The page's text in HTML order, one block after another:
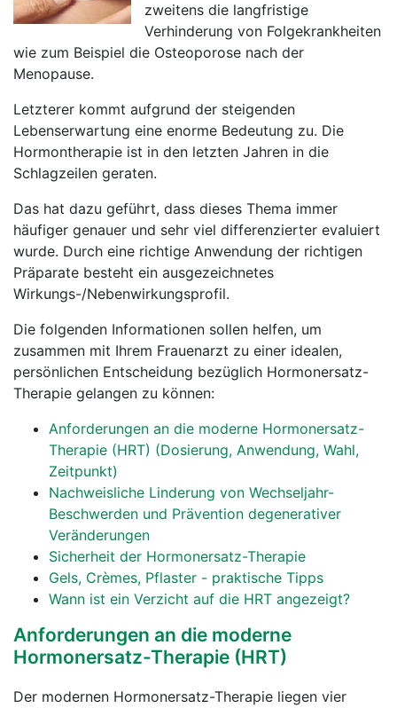
Rubriken
zweitens die langfristige
Verhinderung von Folgekrankheiten
wie zum Beispiel die Osteoporose nach der
Menopause.
Letzterer kommt aufgrund der steigenden
Lebenserwartung eine enorme Bedeutung zu. Die
Hormontherapie ist in den letzten Jahren in die
Schlagzeilen geraten.
Das hat dazu geführt, dass dieses Thema immer
häufiger genauer und sehr viel differenzierter evaluiert
wurde. Durch eine richtige Anwendung der richtigen
Präparate besteht ein ausgezeichnetes
Wirkungs-/Nebenwirkungsprofil.
Die folgenden Informationen sollen helfen, um
zusammen mit Ihrem Frauenarzt zu einer idealen,
persönlichen Entscheidung bezüglich Hormonersatz-
Therapie gelangen zu können:
Anforderungen an die moderne Hormonersatz-
Therapie (HRT) (Dosierung, Anwendung, Wahl,
Zeitpunkt)
Nachweisliche Linderung von Wechseljahr-
Beschwerden und Prävention degenerativer
Veränderungen
Sicherheit der Hormonersatz-Therapie
Gels, Crèmes, Pflaster - praktische Tipps
Wann ist ein Verzicht auf die HRT angezeigt?
Anforderungen an die moderne
Hormonersatz-Therapie (HRT)
Der modernen Hormonersatz-Therapie liegen vier